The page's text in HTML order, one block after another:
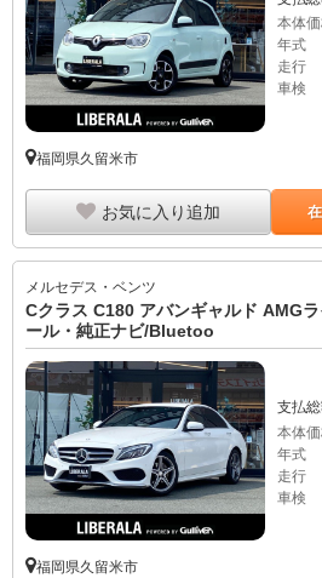
本体
年式
走行
車検
福岡県久留米市
お気に入り追加
メルセデス・ベンツ
Cクラス C180 アバンギャルド AMG
ール・純正ナビ/Bluetoo
支払
本体
年式
走行
車検
福岡県久留米市